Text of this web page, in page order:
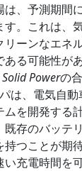
は、予測期間
す。これは、
ーンなエネ
ある可能性が
Solid Powerの
は、電気自
を開発する
存のバッテ
つことが期
充電時間を